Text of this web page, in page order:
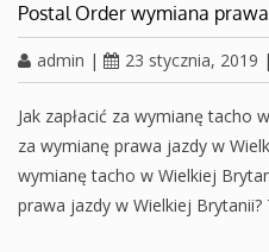
Postal Order wymiana
admin | 23 stycznia, 2019 |
Jak zapłacić za wymianę tacho
za wymianę prawa jazdy w
wymianę tacho w Wielkiej
prawa jazdy w Wielkiej